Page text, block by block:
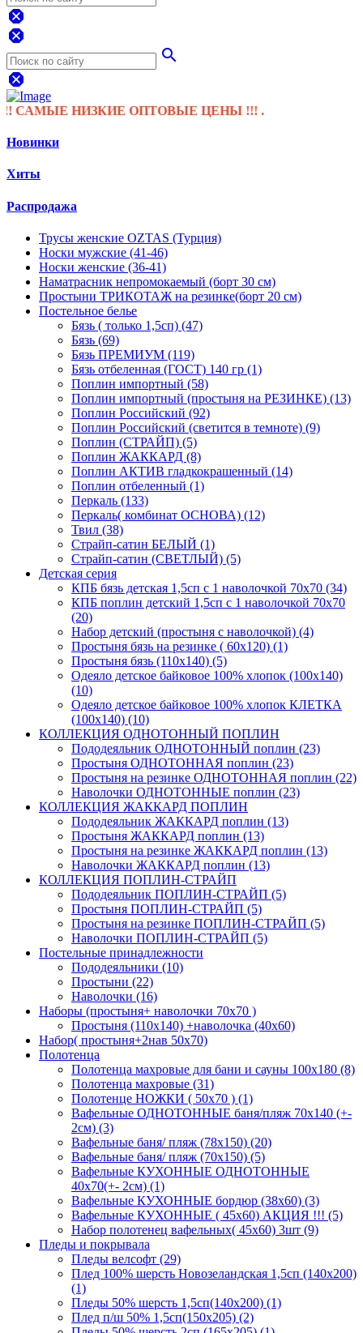
dangerous
dangerous
search
dangerous
НИЗКИЕ ОПТОВЫЕ ЦЕНЫ !!! .
Новинки
Хиты
Распродажа
Трусы женские OZTAS (Турция)
Носки мужские (41-46)
Носки женские (36-41)
Наматрасник непромокаемый (борт 30 см)
Простыни ТРИКОТАЖ на резинке(борт 20 см)
Постельное белье
Бязь ( только 1,5сп) (47)
Бязь (69)
Бязь ПРЕМИУМ (119)
Бязь отбеленная (ГОСТ) 140 гр (1)
Поплин импортный (58)
Поплин импортный (простыня на РЕЗИНКЕ) (13)
Поплин Российский (92)
Поплин Российский (светится в темноте) (9)
Поплин (СТРАЙП) (5)
Поплин ЖАККАРД (8)
Поплин АКТИВ гладкокрашенный (14)
Поплин отбеленный (1)
Перкаль (133)
Перкаль( комбинат ОСНОВА) (12)
Твил (38)
Страйп-сатин БЕЛЫЙ (1)
Страйп-сатин (СВЕТЛЫЙ) (5)
Детская серия
КПБ бязь детская 1,5сп с 1 наволочкой 70х70 (34)
КПБ поплин детский 1,5сп с 1 наволочкой 70х70
(20)
Набор детский (простыня с наволочкой) (4)
Простыня бязь на резинке ( 60х120) (1)
Простыня бязь (110х140) (5)
Одеяло детское байковое 100% хлопок (100х140)
(10)
Одеяло детское байковое 100% хлопок КЛЕТКА
(100х140) (10)
КОЛЛЕКЦИЯ ОДНОТОННЫЙ ПОПЛИН
Пододеяльник ОДНОТОННЫЙ поплин (23)
Простыня ОДНОТОННАЯ поплин (23)
Простыня на резинке ОДНОТОННАЯ поплин (22)
Наволочки ОДНОТОННЫЕ поплин (23)
КОЛЛЕКЦИЯ ЖАККАРД ПОПЛИН
Пододеяльник ЖАККАРД поплин (13)
Простыня ЖАККАРД поплин (13)
Простыня на резинке ЖАККАРД поплин (13)
Наволочки ЖАККАРД поплин (13)
КОЛЛЕКЦИЯ ПОПЛИН-СТРАЙП
Пододеяльник ПОПЛИН-СТРАЙП (5)
Простыня ПОПЛИН-СТРАЙП (5)
Простыня на резинке ПОПЛИН-СТРАЙП (5)
Наволочки ПОПЛИН-СТРАЙП (5)
Постельные принадлежности
Пододеяльники (10)
Простыни (22)
Наволочки (16)
Наборы (простыня+ наволочки 70х70 )
Простыня (110х140) +наволочка (40х60)
Набор( простыня+2нав 50х70)
Полотенца
Полотенца махровые для бани и сауны 100х180 (8)
Полотенца махровые (31)
Полотенце НОЖКИ ( 50х70 ) (1)
Вафельные ОДНОТОННЫЕ баня/пляж 70х140 (+-
2см) (3)
Вафельные баня/ пляж (78х150) (20)
Вафельные баня/ пляж (70х150) (5)
Вафельные КУХОННЫЕ ОДНОТОННЫЕ
40х70(+- 2см) (1)
Вафельные КУХОННЫЕ бордюр (38х60) (3)
Вафельные КУХОННЫЕ ( 45х60) АКЦИЯ !!! (5)
Набор полотенец вафельных( 45х60) 3шт (9)
Пледы и покрывала
Пледы велсофт (29)
Плед 100% шерсть Новозеландская 1,5сп (140х200)
(1)
Пледы 50% шерсть 1,5сп(140х200) (1)
Плед п/ш 50% 1,5сп(150х205) (2)